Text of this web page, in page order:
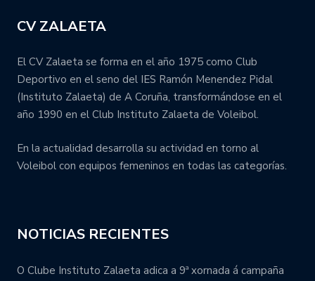
CV ZALAETA
El CV Zalaeta se forma en el año 1975 como Club
Deportivo en el seno del IES Ramón Menendez Pidal
(Instituto Zalaeta) de A Coruña, transformándose en el
año 1990 en el Club Instituto Zalaeta de Voleibol.
En la actualidad desarrolla su actividad en torno al
Voleibol con equipos femeninos en todas las categorías.
NOTICIAS RECIENTES
O Clube Instituto Zalaeta adica a 9ª xornada á campaña